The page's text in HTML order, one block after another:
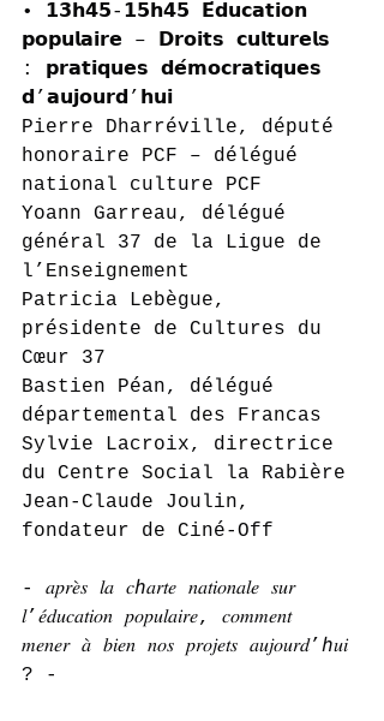
• 𝟭𝟯𝗵𝟰𝟱-𝟭𝟱𝗵𝟰𝟱 𝗘́𝗱𝘂𝗰𝗮𝘁𝗶𝗼𝗻
𝗽𝗼𝗽𝘂𝗹𝗮𝗶𝗿𝗲 – 𝗗𝗿𝗼𝗶𝘁𝘀 𝗰𝘂𝗹𝘁𝘂𝗿𝗲𝗹𝘀
: 𝗽𝗿𝗮𝘁𝗶𝗾𝘂𝗲𝘀 𝗱𝗲́𝗺𝗼𝗰𝗿𝗮𝘁𝗶𝗾𝘂𝗲𝘀
𝗱’𝗮𝘂𝗷𝗼𝘂𝗿𝗱’𝗵𝘂𝗶
Pierre Dharréville, député
honoraire PCF – délégué
national culture PCF
Yoann Garreau, délégué
général 37 de la Ligue de
l’Enseignement
Patricia Lebègue,
présidente de Cultures du
Cœur 37
Bastien Péan, délégué
départemental des Francas
Sylvie Lacroix, directrice
du Centre Social la Rabière
Jean-Claude Joulin,
fondateur de Ciné-Off
- 𝑎𝑝𝑟𝑒̀𝑠 𝑙𝑎 𝑐ℎ𝑎𝑟𝑡𝑒 𝑛𝑎𝑡𝑖𝑜𝑛𝑎𝑙𝑒 𝑠𝑢𝑟
𝑙’𝑒́𝑑𝑢𝑐𝑎𝑡𝑖𝑜𝑛 𝑝𝑜𝑝𝑢𝑙𝑎𝑖𝑟𝑒, 𝑐𝑜𝑚𝑚𝑒𝑛𝑡
𝑚𝑒𝑛𝑒𝑟 𝑎̀ 𝑏𝑖𝑒𝑛 𝑛𝑜𝑠 𝑝𝑟𝑜𝑗𝑒𝑡𝑠 𝑎𝑢𝑗𝑜𝑢𝑟𝑑’ℎ𝑢𝑖
? -